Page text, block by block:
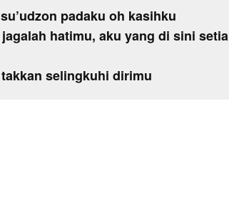
padaku oh kasihku
hatimu, aku yang di sini setia
selingkuhi dirimu